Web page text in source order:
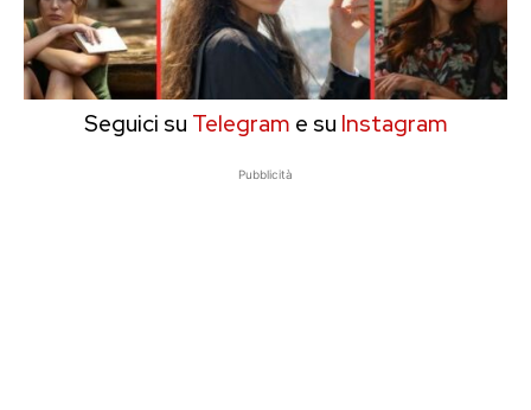
Seguici su Telegram e su Instagram
Pubblicità